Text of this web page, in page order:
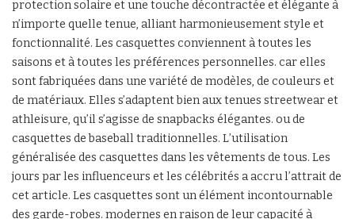
protection solaire et une touche décontractée et élégante à
n’importe quelle tenue, alliant harmonieusement style et
fonctionnalité. Les casquettes conviennent à toutes les
saisons et à toutes les préférences personnelles. car elles
sont fabriquées dans une variété de modèles, de couleurs et
de matériaux. Elles s’adaptent bien aux tenues streetwear et
athleisure, qu’il s’agisse de snapbacks élégantes. ou de
casquettes de baseball traditionnelles. L’utilisation
généralisée des casquettes dans les vêtements de tous. Les
jours par les influenceurs et les célébrités a accru l’attrait de
cet article. Les casquettes sont un élément incontournable
des garde-robes. modernes en raison de leur capacité à